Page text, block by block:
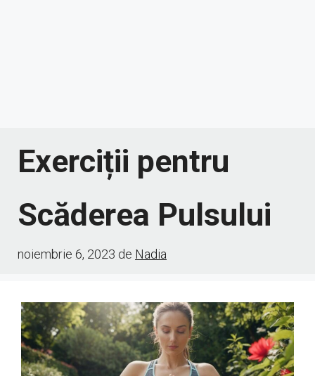
Exerciții pentru
Scăderea Pulsului
noiembrie 6, 2023 de Nadia